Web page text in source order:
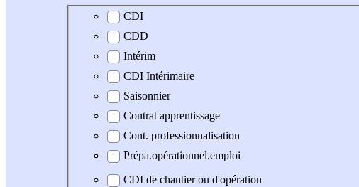
Type de contrat
CDI
CDD
Intérim
CDI Intérimaire
Saisonnier
Contrat apprentissage
Cont. professionnalisation
Prépa.opérationnel.emploi
CDI de chantier ou d'opération